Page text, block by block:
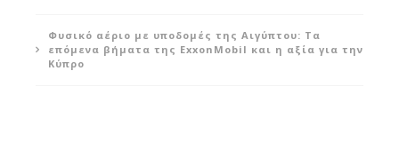
Φυσικό αέριο με υποδομές της Αιγύπτου: Τα
επόμενα βήματα της ExxonMobil και η αξία για την
Κύπρο